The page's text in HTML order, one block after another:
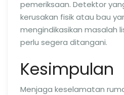
pemeriksaan. Detektor
kerusakan fisik atau bau
mengindikasikan masalah
perlu segera ditangani.
Kesimpulan
Menjaga keselamatan